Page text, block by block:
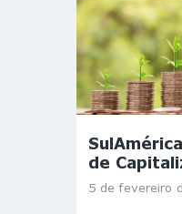
de
5 de fevereiro